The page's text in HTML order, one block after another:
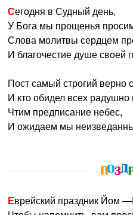
Сегодня в Судный день,
У Бога мы прощенья
Слова молитвы сердцем
И благочестие душе своей
Пост самый строгий верно
И кто обидел всех
Чтим предписание небес,
И ожидаем мы
Еврейский праздник Йом